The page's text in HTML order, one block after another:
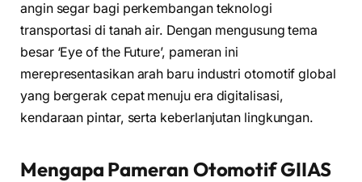
angin segar bagi perkembangan teknologi
transportasi di tanah air. Dengan mengusung tema
besar ‘Eye of the Future’, pameran ini
merepresentasikan arah baru industri otomotif global
yang bergerak cepat menuju era digitalisasi,
kendaraan pintar, serta keberlanjutan lingkungan.
Mengapa Pameran Otomotif GIIAS